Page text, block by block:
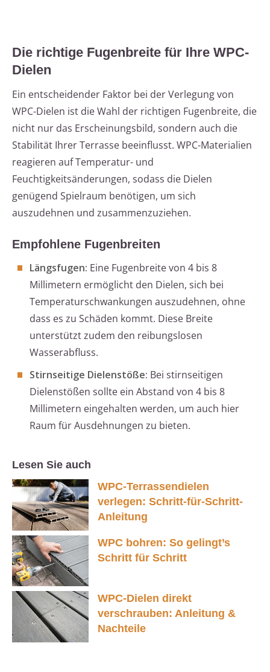
Die richtige Fugenbreite für Ihre WPC-
Dielen
Ein entscheidender Faktor bei der Verlegung von
WPC-Dielen ist die Wahl der richtigen Fugenbreite, die
nicht nur das Erscheinungsbild, sondern auch die
Stabilität Ihrer Terrasse beeinflusst. WPC-Materialien
reagieren auf Temperatur- und
Feuchtigkeitsänderungen, sodass die Dielen
genügend Spielraum benötigen, um sich
auszudehnen und zusammenzuziehen.
Empfohlene Fugenbreiten
Längsfugen: Eine Fugenbreite von 4 bis 8
Millimetern ermöglicht den Dielen, sich bei
Temperaturschwankungen auszudehnen, ohne
dass es zu Schäden kommt. Diese Breite
unterstützt zudem den reibungslosen
Wasserabfluss.
Stirnseitige Dielenstöße: Bei stirnseitigen
Dielenstößen sollte ein Abstand von 4 bis 8
Millimetern eingehalten werden, um auch hier
Raum für Ausdehnungen zu bieten.
Lesen Sie auch
WPC-Terrassendielen
verlegen: Schritt-für-Schritt-
Anleitung
WPC bohren: So gelingt’s
Schritt für Schritt
WPC-Dielen direkt
verschrauben: Anleitung &
Nachteile